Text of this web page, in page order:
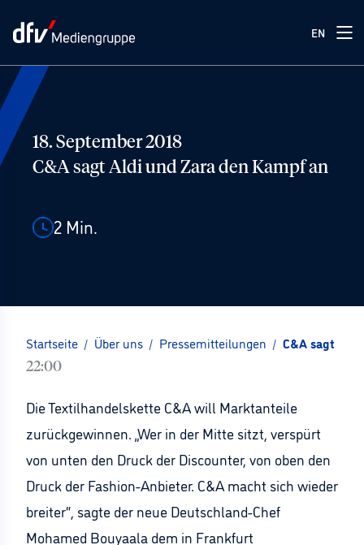
EN
18. September 2018
C&A sagt Aldi und Zara den Kampf an
2 Min.
Startseite / Über uns / Pressemitteilungen / C&A sagt
22:00
Die Textilhandelskette C&A will Marktanteile
zurückgewinnen. „Wer in der Mitte sitzt, verspürt
von unten den Druck der Discounter, von oben den
Druck der Fashion-Anbieter. C&A macht sich wieder
breiter“, sagte der neue Deutschland-Chef
Mohamed Bouyaala dem in Frankfurt